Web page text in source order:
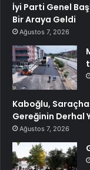
İyi Parti Genel
Bir Araya Geldi
Ağustos 7, 2026
Kaboğlu,
Gereğinin Derhal
Ağustos 7, 2026